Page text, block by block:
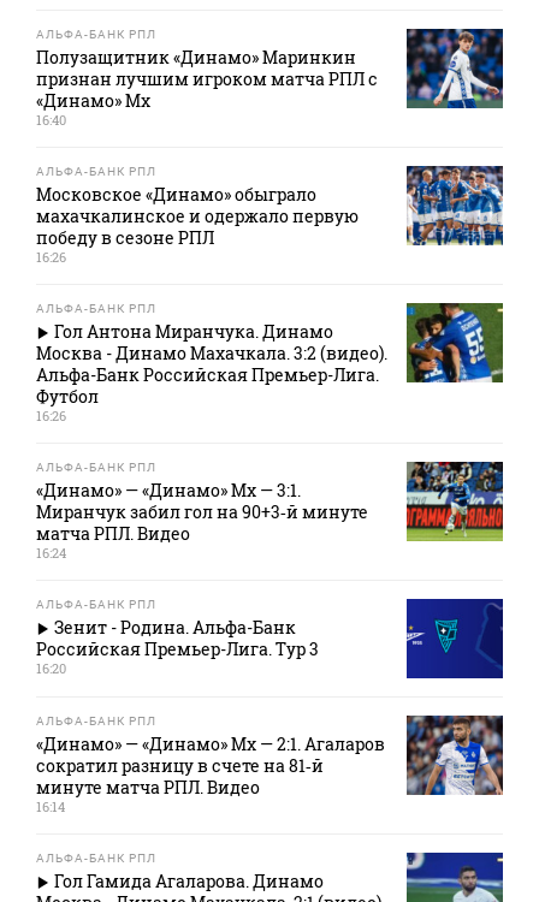
АЛЬФА-БАНК РПЛ
Полузащитник «Динамо» Маринкин
признан лучшим игроком матча РПЛ с
«Динамо» Мх
16:40
АЛЬФА-БАНК РПЛ
Московское «Динамо» обыграло
махачкалинское и одержало первую
победу в сезоне РПЛ
16:26
АЛЬФА-БАНК РПЛ
Гол Антона Миранчука. Динамо
Москва - Динамо Махачкала. 3:2 (видео).
Альфа-Банк Российская Премьер-Лига.
Футбол
16:26
АЛЬФА-БАНК РПЛ
«Динамо» — «Динамо» Мх — 3:1.
Миранчук забил гол на 90+3‑й минуте
матча РПЛ. Видео
16:24
АЛЬФА-БАНК РПЛ
Зенит - Родина. Альфа-Банк
Российская Премьер-Лига. Тур 3
16:20
АЛЬФА-БАНК РПЛ
«Динамо» — «Динамо» Мх — 2:1. Агаларов
сократил разницу в счете на 81‑й
минуте матча РПЛ. Видео
16:14
АЛЬФА-БАНК РПЛ
Гол Гамида Агаларова. Динамо